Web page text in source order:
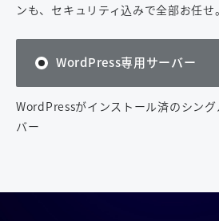
ンも、セキュリティ込みで全部お任せ。
WordPress専用サーバー
WordPressがインストール済のシン
バー